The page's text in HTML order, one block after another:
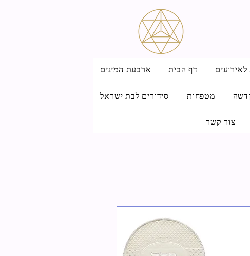
ארבעת המינים דף הבית
סידורים לבת ישראל מטפחות
צור קשר